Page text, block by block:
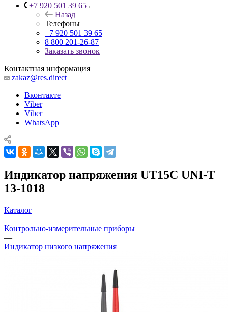
+7 920 501 39 65
Назад
Телефоны
+7 920 501 39 65
8 800 201-26-87
Заказать звонок
Контактная информация
zakaz@res.direct
Вконтакте
Viber
Viber
WhatsApp
Индикатор напряжения UT15C UNI-T
13-1018
Каталог
—
Контрольно-измерительные приборы
—
Индикатор низкого напряжения